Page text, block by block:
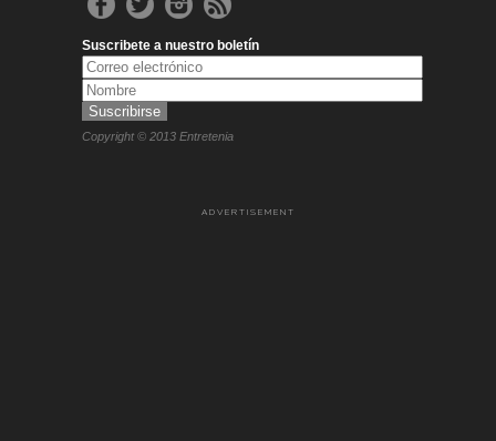
Suscribete a nuestro boletín
Copyright © 2013 Entretenia
ADVERTISEMENT